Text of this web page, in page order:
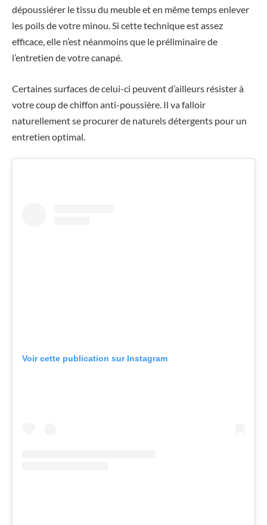
dépoussiérer le tissu du meuble et en même temps enlever
les poils de votre minou. Si cette technique est assez
efficace, elle n’est néanmoins que le préliminaire de
l’entretien de votre canapé.
Certaines surfaces de celui-ci peuvent d’ailleurs résister à
votre coup de chiffon anti-poussière. Il va falloir
naturellement se procurer de naturels détergents pour un
entretien optimal.
Voir cette publication sur Instagram